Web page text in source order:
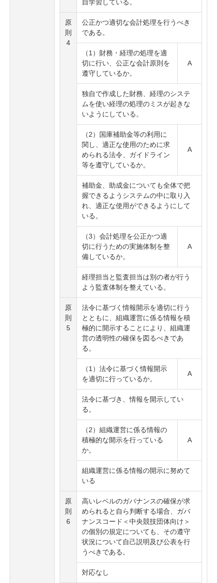
自学習している。
原
則
4
公正かつ適切な会計処理を行うべき
である。
（1）財務・経理の処理を適
切に行い、公正な会計原則を
遵守しているか。
A
独自で作成した財務、経理のシステ
ムを使い経理の処理のミスが起きな
いようにしている。
（2）国庫補助金等の利用に
関し、適正な使用のために求
められる法令、ガイドライン
等を遵守しているか。
A
補助金、助成金についても全体で把
握できるようシステムの中に取り入
れ、適正な使用ができるようにして
いる。
（3）会計処理を公正かつ適
切に行うための実施体制を整
備しているか。
A
経理担当と監査担当は別の者が行う
よう監査体制を整えている。
原
則
5
法令に基づく情報開示を適切に行う
とともに、組織運営に係る情報を積
極的に開示することにより、組織運
営の透明性の確保を図るべきであ
る。
（1）法令に基づく情報開示
を適切に行っているか。
A
法令に基づき、情報を開示してい
る。
（2）組織運営に係る情報の
積極的な開示を行っている
か。
A
組織運営に係る情報の開示に努めて
いる
原
則
6
高いレベルのガバナンスの確保が求
められると自ら判断する場合、ガバ
ナンスコード＜中央競技団体向け＞
の個別の規定についても、その遵守
状況について自己説明及び公表を行
うべきである。
対応なし